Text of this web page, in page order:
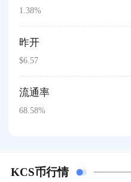
1.38%
昨开
$6.57
流通率
68.58%
KCS币行情